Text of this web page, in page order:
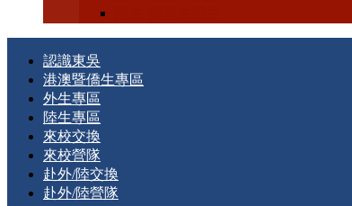
認識東吳
港澳暨僑生專區
外生專區
陸生專區
來校交換
來校營隊
赴外/陸交換
赴外/陸營隊